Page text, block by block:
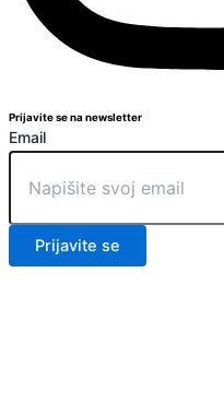
Prijavite se na newsletter
Email
Prijavite se